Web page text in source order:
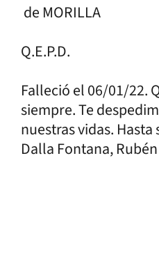
de MORILLA
Q.E.P.D.
Falleció el 06/01/22.
siempre. Te
nuestras vidas.
Dalla Fontana,